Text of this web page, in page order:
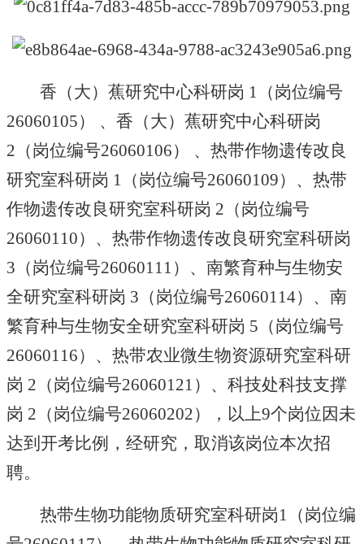
香（大）蕉研究中心科研岗 1 （岗位编号
26060105） 、香（大）蕉研究中心科研岗
2 （岗位编号26060106） 、热带作物遗传改良
研究室科研岗 1 （岗位编号26060109）、热带
作物遗传改良研究室科研岗 2 （岗位编号
26060110）、热带作物遗传改良研究室科研岗
3 （岗位编号26060111）、南繁育种与生物安
全研究室科研岗 3 （岗位编号26060114）、南
繁育种与生物安全研究室科研岗 5 （岗位编号
26060116）、热带农业微生物资源研究室科研
岗 2 （岗位编号26060121）、科技处科技支撑
岗 2 （岗位编号26060202） ，以上9个岗位因未
达到开考比例， 经研究， 取消该岗位本次招
聘。
热带生物功能物质研究室科研岗1 （岗位编